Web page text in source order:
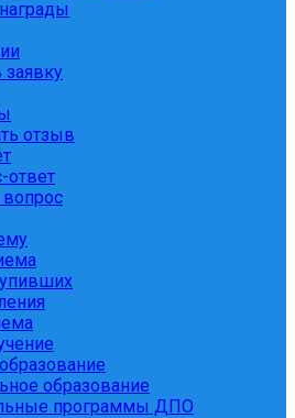
заявку
отзыв
ответ
вопрос
образование
программы ДПО